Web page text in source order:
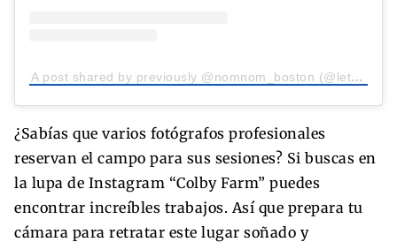
A post shared by previously @nomnom_boston (@letsnomnom_)
¿Sabías que varios fotógrafos profesionales
reservan el campo para sus sesiones? Si buscas en
la lupa de Instagram “Colby Farm” puedes
encontrar increíbles trabajos. Así que prepara tu
cámara para retratar este lugar soñado y